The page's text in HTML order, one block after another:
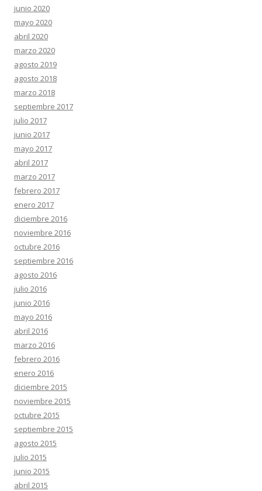
junio 2020
mayo 2020
abril 2020
marzo 2020
agosto 2019
agosto 2018
marzo 2018
septiembre 2017
julio 2017
junio 2017
mayo 2017
abril 2017
marzo 2017
febrero 2017
enero 2017
diciembre 2016
noviembre 2016
octubre 2016
septiembre 2016
agosto 2016
julio 2016
junio 2016
mayo 2016
abril 2016
marzo 2016
febrero 2016
enero 2016
diciembre 2015
noviembre 2015
octubre 2015
septiembre 2015
agosto 2015
julio 2015
junio 2015
abril 2015